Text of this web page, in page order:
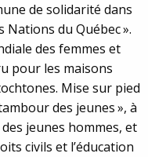
de solidarité dans
Nations du Québec ».
des femmes et
pour les maisons
Mise sur pied
des jeunes », à
jeunes hommes, et
civils et l’éducation